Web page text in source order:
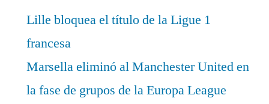
Lille bloquea el título de la Ligue 1
francesa
Marsella eliminó al Manchester United en
la fase de grupos de la Europa League